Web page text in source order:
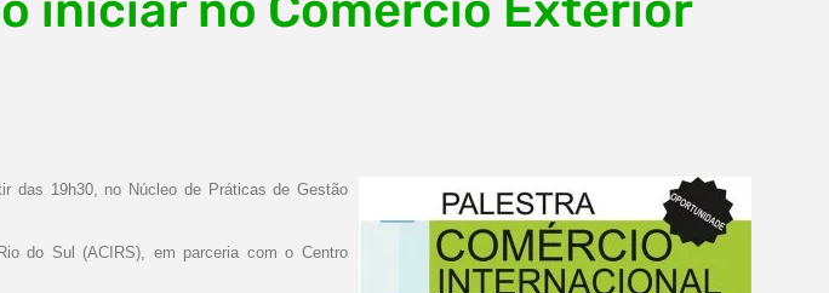
das 19h30, no Núcleo de Práticas de Gestão
do Sul (ACIRS), em parceria com o Centro